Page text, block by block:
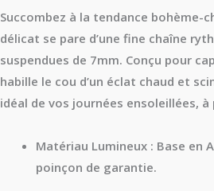
Succombez à la tendance bohème-
délicat se pare d’une fine chaîne
suspendues de 7mm. Conçu pour
habille le cou d’un éclat chaud et
idéal de vos journées ensoleillées,
Matériau Lumineux : Base en
poinçon de garantie.